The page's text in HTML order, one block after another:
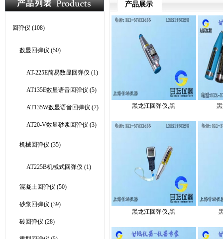
回弹仪 (108)
数显回弹仪 (50)
AT-225E简易数显回弹仪 (1)
AT135E数显语音回弹仪 (5)
AT135W数显语音回弹仪 (7)
AT20-V数显砂浆回弹仪 (3)
机械回弹仪 (35)
AT225B机械式回弹仪 (1)
混凝土回弹仪 (50)
砂浆回弹仪 (39)
砖回弹仪 (28)
产品展示
黑龙江回弹仪,黑
黑龙江回弹仪,黑